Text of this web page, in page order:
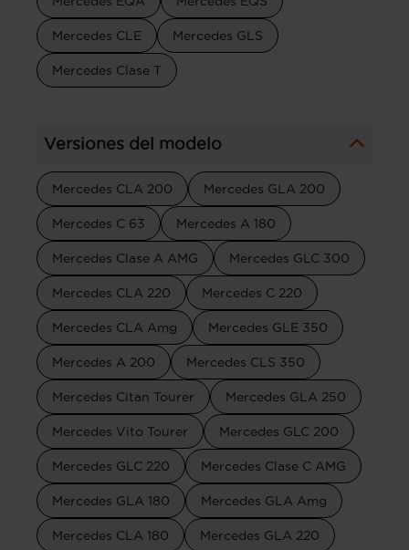
Mercedes CLE Mercedes GLS
Mercedes Clase T
Versiones del modelo
Mercedes CLA 200 Mercedes GLA 200
Mercedes C 63 Mercedes A 180
Mercedes Clase A AMG Mercedes GLC 300
Mercedes CLA 220 Mercedes C 220
Mercedes CLA Amg Mercedes GLE 350
Mercedes A 200 Mercedes CLS 350
Mercedes Citan Tourer Mercedes GLA 250
Mercedes Vito Tourer Mercedes GLC 200
Mercedes GLC 220 Mercedes Clase C AMG
Mercedes GLA 180 Mercedes GLA Amg
Mercedes CLA 180 Mercedes GLA 220